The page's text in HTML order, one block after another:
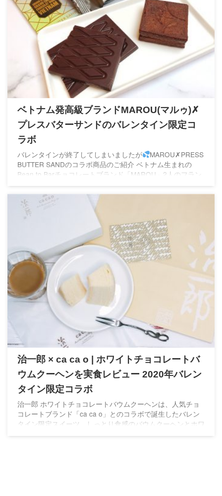
ベトナム発高級ブランドMAROU(マルゥ)✗
プレスバターサンドのバレンタイン限定コ
ラボ
バレンタインが終了してしまいましたが
MAROU✗PRESS
BUTTER SANDのコラボ商品のご紹介 ベトナム生まれの
Bean to Barチョコレートブランド「MAROU」2人のフラン
カカオに惚れ込んで2011年に創業したブランドです 今回は
カカオ75％の濃厚オリジナルチョコを使用した限定フレー
バーのバターサンドとMAROUタブレットのセットこの時期
だけの2021年バレンタイン限定コラボ商品になります ショ
ップバッグはグレーの縦長 ...
治一郎 × ca ca o | ホワイトチョコレートバ
ウムクーヘンを実食レビュー 2020年バレン
タイン限定コラボ
治一郎 ホワイトチョコレートバウムクーヘンは、人気チョ
コレートブランド「ca ca o」とのコラボで誕生したバレン
タイン限定スイーツ。しっとり食感のバウムクーヘンとホワ